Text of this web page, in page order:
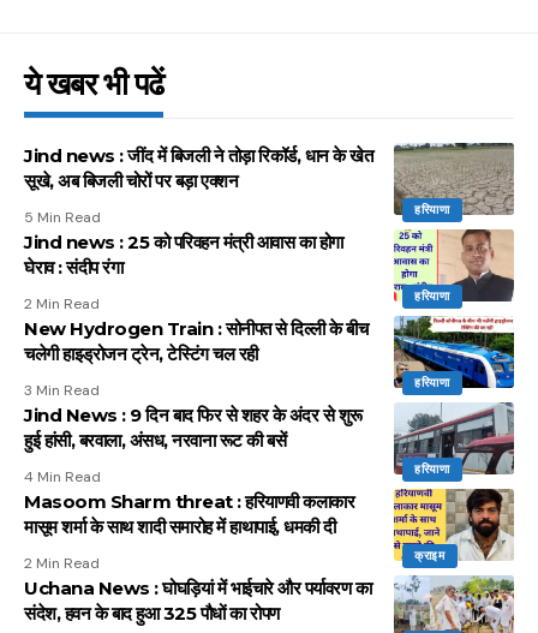
ये खबर भी पढें
हरियाणा
Jind news : जींद में बिजली ने तोड़ा रिकॉर्ड, धान के खेत
सूखे, अब बिजली चोरों पर बड़ा एक्शन
5 Min Read
हरियाणा
Jind news : 25 को परिवहन मंत्री आवास का होगा
घेराव : संदीप रंगा
2 Min Read
हरियाणा
New Hydrogen Train : सोनीपत से दिल्ली के बीच
चलेगी हाइड्रोजन ट्रेन, टेस्टिंग चल रही
3 Min Read
हरियाणा
Jind News : 9 दिन बाद फिर से शहर के अंदर से शुरू
हुई हांसी, बरवाला, अंसध, नरवाना रूट की बसें
4 Min Read
क्राइम
Masoom Sharm threat : हरियाणवी कलाकार
मासूम शर्मा के साथ शादी समारोह में हाथापाई, धमकी दी
2 Min Read
Uchana News : घोघड़ियां में भाईचारे और पर्यावरण का
संदेश, हवन के बाद हुआ 325 पौधों का रोपण